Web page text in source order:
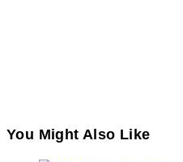
You Might Also Like